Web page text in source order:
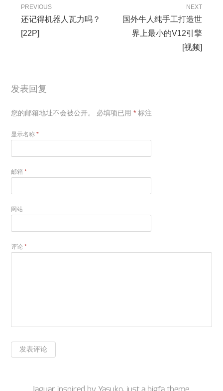
PREVIOUS
还记得机器人瓦力吗？
[22P]
NEXT
国外牛人纯手工打造世
界上最小的V12引擎
[视频]
发表回复
您的邮箱地址不会被公开。 必填项已用* 标注
显示名称*
邮箱*
网站
评论*